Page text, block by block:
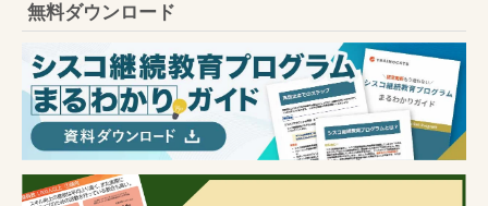
無料ダウンロード